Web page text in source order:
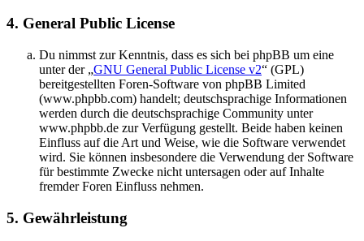
4. General Public License
Du nimmst zur Kenntnis, dass es sich bei phpBB um eine
unter der „GNU General Public License v2“ (GPL)
bereitgestellten Foren-Software von phpBB Limited
(www.phpbb.com) handelt; deutschsprachige Informationen
werden durch die deutschsprachige Community unter
www.phpbb.de zur Verfügung gestellt. Beide haben keinen
Einfluss auf die Art und Weise, wie die Software verwendet
wird. Sie können insbesondere die Verwendung der Software
für bestimmte Zwecke nicht untersagen oder auf Inhalte
fremder Foren Einfluss nehmen.
5. Gewährleistung